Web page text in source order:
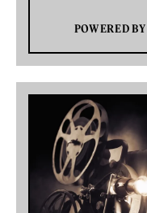
POWERED BY